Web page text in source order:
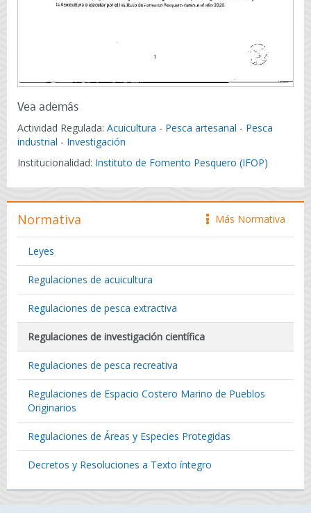
Vea además
Actividad Regulada: Acuicultura - Pesca artesanal - Pesca
industrial - Investigación
Institucionalidad: Instituto de Fomento Pesquero (IFOP)
icono
Más Normativa
Normativa
Leyes
Regulaciones de acuicultura
Regulaciones de pesca extractiva
Regulaciones de investigación científica
Regulaciones de pesca recreativa
Regulaciones de Espacio Costero Marino de Pueblos
Originarios
Regulaciones de Áreas y Especies Protegidas
Decretos y Resoluciones a Texto íntegro